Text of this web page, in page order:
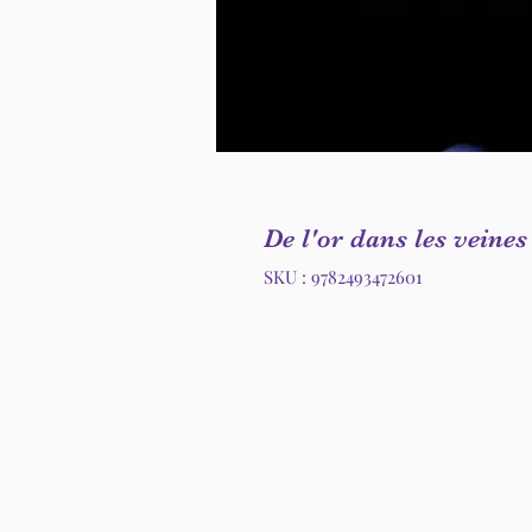
De l'or dans les veines
SKU : 9782493472601